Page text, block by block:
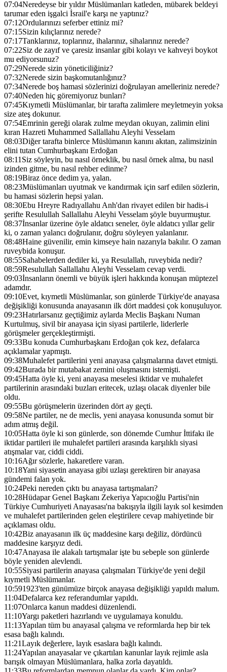
07:04Neredeyse bir yıldır Müslümanları katleden, mübarek beldeyi
tarumar eden işgalci İsrail'e karşı ne yaptınız?
07:12Ordularınızı seferber ettiniz mi?
07:15Sizin kılıçlarınız nerede?
07:17Tanklarınız, toplarınız, ihalarınız, sihalarınız nerede?
07:22Siz de zayıf ve çaresiz insanlar gibi kolayı ve kahveyi boykot
mu ediyorsunuz?
07:29Nerede sizin yöneticiliğiniz?
07:32Nerede sizin başkomutanlığınız?
07:34Nerede boş hamasi sözlerinizi doğrulayan amelleriniz nerede?
07:40Neden hiç göremiyoruz bunları?
07:45Kıymetli Müslümanlar, bir tarafta zalimlere meyletmeyin yoksa
size ateş dokunur.
07:54Emrinin gereği olarak zulme meydan okuyan, zalimin elini
kıran Hazreti Muhammed Sallallahu Aleyhi Vesselam
08:03Diğer tarafta binlerce Müslümanın kanını akıtan, zalimsizinin
elini tutan Cumhurbaşkanı Erdoğan
08:11Siz söyleyin, bu nasıl örneklik, bu nasıl örnek alma, bu nasıl
izinden gitme, bu nasıl rehber edinme?
08:19Biraz önce dedim ya, yalan.
08:23Müslümanları uyutmak ve kandırmak için sarf edilen sözlerin,
bu hamasi sözlerin hepsi yalan.
08:30Ebu Hreyre Radıyallahu Anh'dan rivayet edilen bir hadis-i
şerifte Resulullah Sallallahu Aleyhi Vesselam şöyle buyurmuştur.
08:37İnsanlar üzerine öyle aldatıcı seneler, öyle aldatıcı yıllar gelir
ki, o zaman yalancı doğrulanır, doğru söyleyen yalanlanır.
08:48Haine güvenilir, emin kimseye hain nazarıyla bakılır. O zaman
ruveybida konuşur.
08:55Sahabelerden dediler ki, ya Resulallah, ruveybida nedir?
08:59Resulullah Sallallahu Aleyhi Vesselam cevap verdi.
09:03İnsanların önemli ve büyük işleri hakkında konuşan müptezel
adamdır.
09:10Evet, kıymetli Müslümanlar, son günlerde Türkiye'de anayasa
değişikliği konusunda anayasanın ilk dört maddesi çok konuşuluyor.
09:23Hatırlarsanız geçtiğimiz aylarda Meclis Başkanı Numan
Kurtulmuş, sivil bir anayasa için siyasi partilerle, liderlerle
görüşmeler gerçekleştirmişti.
09:33Bu konuda Cumhurbaşkanı Erdoğan çok kez, defalarca
açıklamalar yapmıştı.
09:38Muhalefet partilerini yeni anayasa çalışmalarına davet etmişti.
09:42Burada bir mutabakat zemini oluşmasını istemişti.
09:45Hatta öyle ki, yeni anayasa meselesi iktidar ve muhalefet
partilerinin arasındaki buzları eritecek, uzlaşı olacak diyenler bile
oldu.
09:55Bu görüşmelerin üzerinden dört ay geçti.
09:58Ne partiler, ne de meclis, yeni anayasa konusunda somut bir
adım atmış değil.
10:05Hatta öyle ki son günlerde, son dönemde Cumhur İttifakı ile
iktidar partileri ile muhalefet partileri arasında karşılıklı siyasi
atışmalar var, ciddi ciddi.
10:16Ağır sözlerle, hakaretlere varan.
10:18Yani siyasetin anayasa gibi uzlaşı gerektiren bir anayasa
gündemi falan yok.
10:24Peki nereden çıktı bu anayasa tartışmaları?
10:28Hüdapar Genel Başkanı Zekeriya Yapıcıoğlu Partisi'nin
Türkiye Cumhuriyeti Anayasası'na bakışıyla ilgili layık sol kesimden
ve muhalefet partilerinden gelen eleştirilere cevap mahiyetinde bir
açıklaması oldu.
10:42Biz anayasanın ilk üç maddesine karşı değiliz, dördüncü
maddesine karşıyız dedi.
10:47Anayasa ile alakalı tartışmalar işte bu sebeple son günlerde
böyle yeniden alevlendi.
10:55Siyasi partilerin anayasa çalışmaları Türkiye'de yeni değil
kıymetli Müslümanlar.
10:591923'ten günümüze birçok anayasa değişikliği yapıldı malum.
11:04Defalarca kez referandumlar yapıldı.
11:07Onlarca kanun maddesi düzenlendi.
11:10Yargı paketleri hazırlandı ve uygulamaya konuldu.
11:13Yapılan tüm bu anayasal çalışma ve reformlarda hep bir tek
esasa bağlı kalındı.
11:21Layık değerlere, layık esaslara bağlı kalındı.
11:24Yapılan anayasalar ve çıkartılan kanunlar layık rejimle asla
barışık olmayan Müslümanlara, halka zorla dayatıldı.